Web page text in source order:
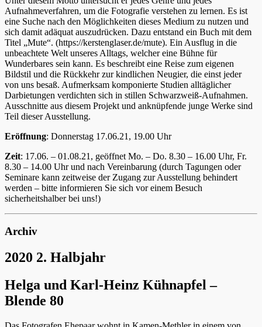
Aufnahmeverfahren, um die Fotografie verstehen zu lernen. Es ist
eine Suche nach den Möglichkeiten dieses Medium zu nutzen und
sich damit adäquat auszudrücken. Dazu entstand ein Buch mit dem
Titel „Mute“. (https://kerstenglaser.de/mute). Ein Ausflug in die
unbeachtete Welt unseres Alltags, welcher eine Bühne für
Wunderbares sein kann. Es beschreibt eine Reise zum eigenen
Bildstil und die Rückkehr zur kindlichen Neugier, die einst jeder
von uns besaß. Aufmerksam komponierte Studien alltäglicher
Darbietungen verdichten sich in stillen Schwarzweiß-Aufnahmen.
Ausschnitte aus diesem Projekt und anknüpfende junge Werke sind
Teil dieser Ausstellung.
Eröffnung: Donnerstag 17.06.21, 19.00 Uhr
Zeit: 17.06. – 01.08.21, geöffnet Mo. – Do. 8.30 – 16.00 Uhr, Fr.
8.30 – 14.00 Uhr und nach Vereinbarung (durch Tagungen oder
Seminare kann zeitweise der Zugang zur Ausstellung behindert
werden – bitte informieren Sie sich vor einem Besuch
sicherheitshalber bei uns!)
Archiv
2020 2. Halbjahr
Helga und Karl-Heinz Kühnapfel –
Blende 80